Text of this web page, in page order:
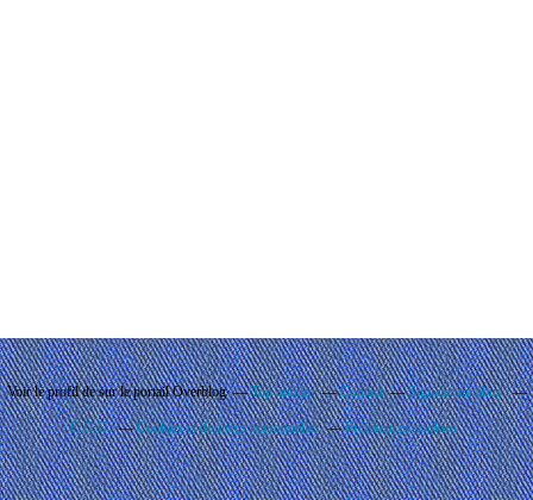
Voir le profil desur le portail Overblog Top articles Contact Signaler un abus
C.G.U. Cookies et données personnelles Préférences cookies